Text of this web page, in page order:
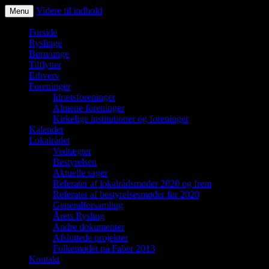
Ryslinge – et liv i fællesskaber
Menu Videre til indhold
Forside
Ryslinge
Børn/unge
Tilflytter
Erhverv
Foreninger
Idrætsforeninger
Almene foreninger
Kirkelige institutioner og foreninger
Kalender
Lokalrådet
Vedtægter
Bestyrelsen
Aktuelle sager
Referater af lokalrådsmøder 2020 og frem
Referater af bestyrelsesmøder før 2020
Generalforsamling
Årets Rysling
Andre dokumenter
Afsluttede projekter
Folkemødet på Faber 2013
Kontakt